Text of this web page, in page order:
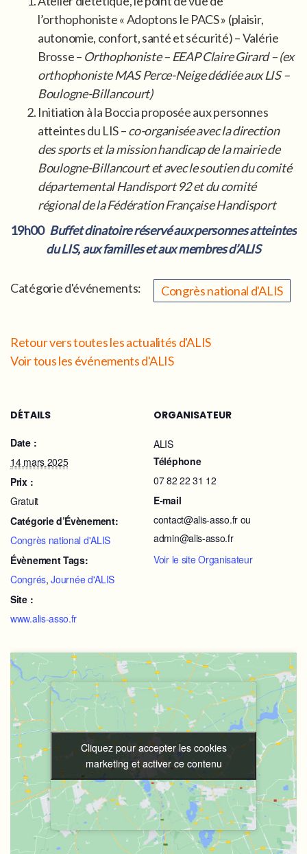
l’orthophoniste « Adoptons le PACS » (plaisir,
autonomie, confort, santé et sécurité) – Valérie
Brosse – Orthophoniste – EEAP Claire Girard – (ex
orthophoniste MAS Perce-Neige dédiée aux LIS –
Boulogne-Billancourt)
Initiation à la Boccia proposée aux personnes
atteintes du LIS –co-organisée avec la direction
des sports et la mission handicap de la mairie de
Boulogne-Billancourt et avec le soutien du comité
départemental Handisport 92 et du comité
régional de la Fédération Française Handisport
19h00 Buffet dinatoire réservé aux personnes atteintes
du LIS, aux familles et aux membres d’ALIS
Catégorie d'événements: Congrès national d'ALIS
Retour vers toutes les actualités d'ALIS
Voir tous les événements d'ALIS
DÉTAILS
Date :
14 mars 2025
Prix :
Gratuit
Catégorie d’Évènement:
Congrès national d'ALIS
Évènement Tags:
Congrés,Journée d'ALIS
Site :
www.alis-asso.fr
ORGANISATEUR
ALIS
Téléphone
07 82 22 31 12
E-mail
contact@alis-asso.fr ou
admin@alis-asso.fr
Voir le site Organisateur
Cliquez pour accepter les cookies
marketing et activer ce contenu
Cliquez pour accepter les cookies
marketing et activer ce contenu